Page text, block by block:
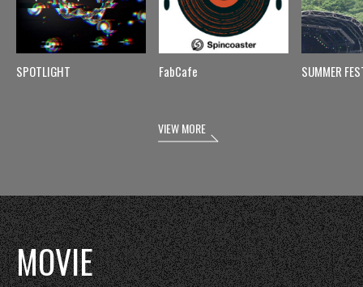
SPOTLIGHT FabCafe SUMMER
VIEW MORE
MOVIE